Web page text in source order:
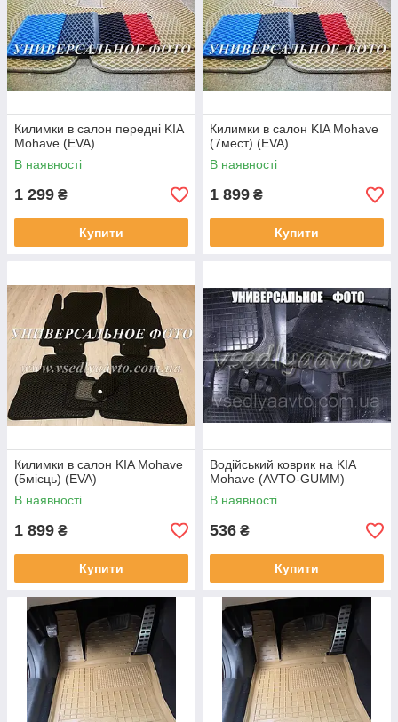
Килимки в салон передні KIA
Mohave (EVA)
В наявності
1 299 ₴
Купити
Килимки в салон KIA Mohave
(7мест) (EVA)
В наявності
1 899 ₴
Купити
Килимки в салон KIA Mohave
(5місць) (EVA)
В наявності
1 899 ₴
Купити
Водійський коврик на KIA
Mohavе (AVTO-GUMM)
В наявності
536 ₴
Купити